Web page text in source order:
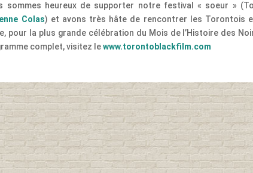
sommes heureux de supporter notre festival « soeur »
Colas) et avons très hâte de rencontrer les Torontois
pour la plus grande célébration du Mois de l’Histoire des
complet, visitez lewww.torontoblackfilm.com